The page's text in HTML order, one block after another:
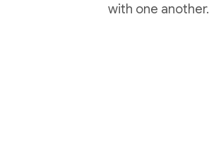
with one another.